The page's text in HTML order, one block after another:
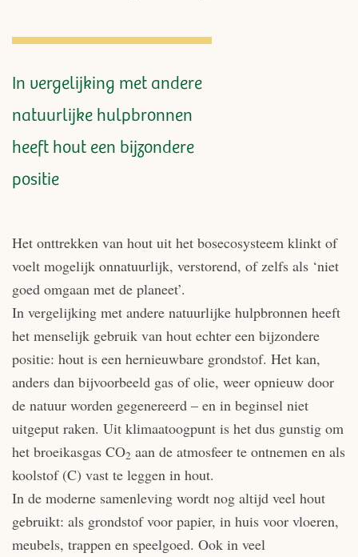
In vergelijking met andere
natuurlijke hulpbronnen
heeft hout een bijzondere
positie
Het onttrekken van hout uit het bosecosysteem klinkt of
voelt mogelijk onnatuurlijk, verstorend, of zelfs als ‘niet
goed omgaan met de planeet’.
In vergelijking met andere natuurlijke hulpbronnen heeft
het menselijk gebruik van hout echter een bijzondere
positie: hout is een hernieuwbare grondstof. Het kan,
anders dan bijvoorbeeld gas of olie, weer opnieuw door
de natuur worden gegenereerd – en in beginsel niet
uitgeput raken. Uit klimaatoogpunt is het dus gunstig om
het broeikasgas CO2 aan de atmosfeer te ontnemen en als
koolstof (C) vast te leggen in hout.
In de moderne samenleving wordt nog altijd veel hout
gebruikt: als grondstof voor papier, in huis voor vloeren,
meubels, trappen en speelgoed. Ook in veel